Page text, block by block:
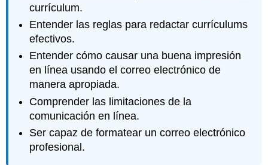
currículum.
Entender las reglas para redactar currículums
efectivos.
Entender cómo causar una buena impresión
en línea usando el correo electrónico de
manera apropiada.
Comprender las limitaciones de la
comunicación en línea.
Ser capaz de formatear un correo electrónico
profesional.